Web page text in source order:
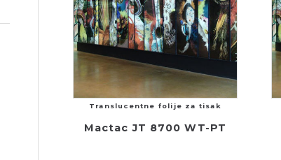
Translucentne folije za tisak
Mactac JT 8700 WT-PT